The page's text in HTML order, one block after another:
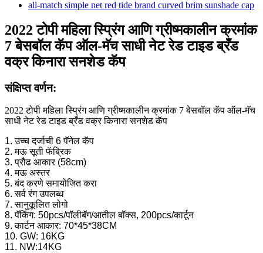
2022 टोपी महिला स्प्रिंग आणि ग्रीष्मकालीन क्रमांक
7 बेसबॉल कॅप ऑल-मॅच साधी नेट रेड टाइड ब्रँड
वक्र किनारा सनशेड कॅप
संक्षिप्त वर्णन:
2022 टोपी महिला स्प्रिंग आणि ग्रीष्मकालीन क्रमांक 7 बेसबॉल कॅप ऑल-मॅच
साधी नेट रेड टाइड ब्रँड वक्र किनारा सनशेड कॅप
1. उच्च दर्जाची 6 पॅनेल कॅप
2. मऊ सूती फॅब्रिक
3. प्रौढ आकार (58cm)
4. मऊ अस्तर
5. बंद करणे समायोजित करा
6. सर्व रंग उपलब्ध
7. सानुकूलित लोगो
8. पॅकिंग: 50pcs/पॉलीबॅग/आतील बॉक्स, 200pcs/कार्टून
9. कार्टन आकार: 70*45*38CM
10. GW: 16KG
11. NW:14KG